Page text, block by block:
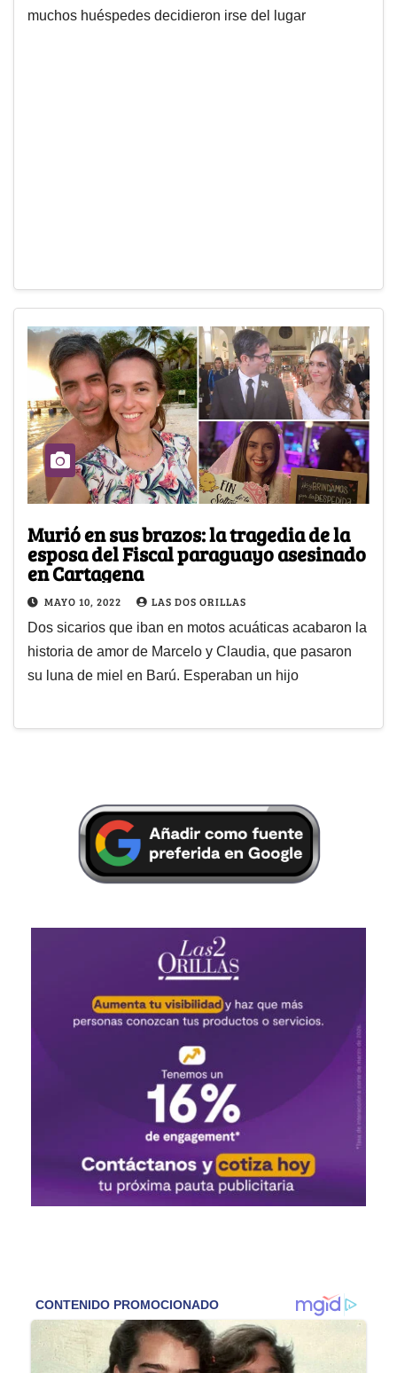
muchos huéspedes decidieron irse del lugar
Murió en sus brazos: la tragedia de la
esposa del Fiscal paraguayo asesinado
en Cartagena
MAYO 10, 2022 LAS DOS ORILLAS
Dos sicarios que iban en motos acuáticas acabaron la
historia de amor de Marcelo y Claudia, que pasaron
su luna de miel en Barú. Esperaban un hijo